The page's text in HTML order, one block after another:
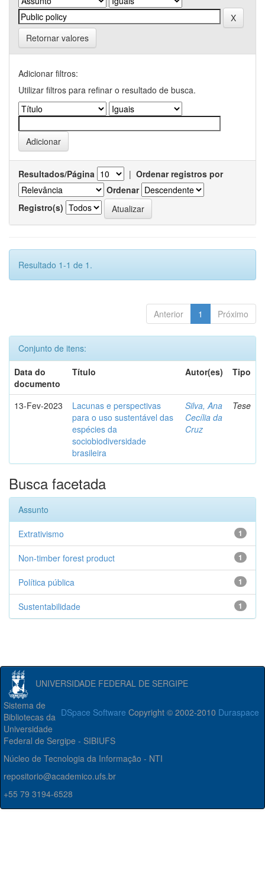
Retornar valores
Adicionar filtros:
Utilizar filtros para refinar o resultado de busca.
Resultados/Página | Ordenar registros por
Ordenar
Registro(s)
Resultado 1-1 de 1.
Anterior 1 Próximo
Conjunto de itens:
Data do
documento
Título Autor(es) Tipo
13-Fev-2023
Lacunas e perspectivas
para o uso sustentável das
espécies da
sociobiodiversidade
brasileira
Silva, Ana
Cecília da
Cruz
Tese
Busca facetada
Assunto
1
Extrativismo
1
Non-timber forest product
1
Política pública
1
Sustentabilidade
UNIVERSIDADE FEDERAL DE SERGIPE
DSpace Software Copyright © 2002-2010 Duraspace
Sistema de
Bibliotecas da
Universidade
Federal de Sergipe - SIBIUFS
Núcleo de Tecnologia da Informação - NTI
repositorio@academico.ufs.br
+55 79 3194-6528